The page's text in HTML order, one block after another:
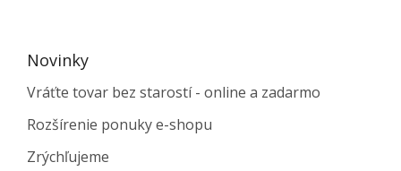
Novinky
Vráťte tovar bez starostí - online a zadarmo
Rozšírenie ponuky e-shopu
Zrýchľujeme